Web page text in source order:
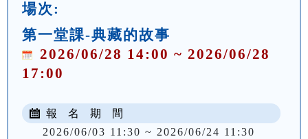
場次:
第一堂課-典藏的故事
2026/06/28 14:00 ~ 2026/06/28
17:00
報 名 期 間
2026/06/03 11:30 ~ 2026/06/24 11:30